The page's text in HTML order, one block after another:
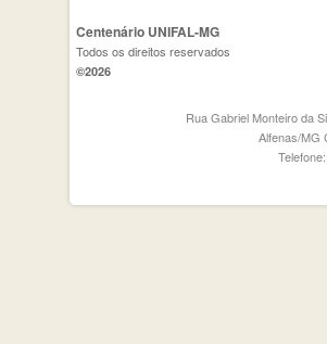
Centenário UNIFAL-MG
Todos os direitos reservados
©2026
Rua Gabriel Monteiro da
Alfenas/MG